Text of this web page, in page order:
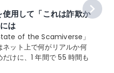
用して「これは詐欺か
は
of the Scamiverse」
ネット上で何がリアルか何
けに、1 年間で 55 時間も